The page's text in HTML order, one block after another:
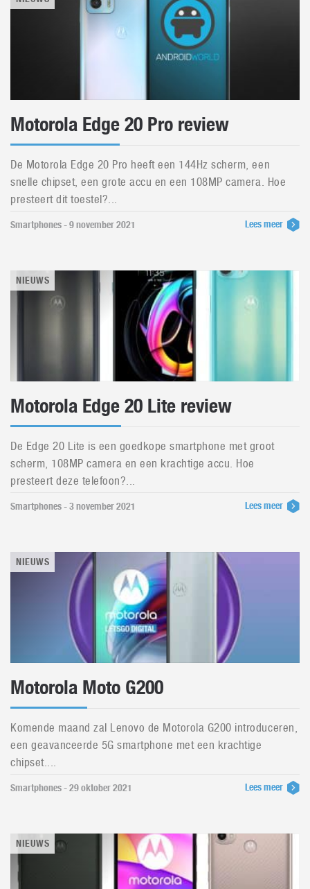
Motorola Edge 20 Pro review
De Motorola Edge 20 Pro heeft een 144Hz scherm, een
snelle chipset, een grote accu en een 108MP camera. Hoe
presteert dit toestel?...
Smartphones - 9 november 2021 Lees meer
NIEUWS
Motorola Edge 20 Lite review
De Edge 20 Lite is een goedkope smartphone met groot
scherm, 108MP camera en een krachtige accu. Hoe
presteert deze telefoon?...
Smartphones - 3 november 2021 Lees meer
NIEUWS
Motorola Moto G200
Komende maand zal Lenovo de Motorola G200 introduceren,
een geavanceerde 5G smartphone met een krachtige
chipset....
Smartphones - 29 oktober 2021 Lees meer
NIEUWS